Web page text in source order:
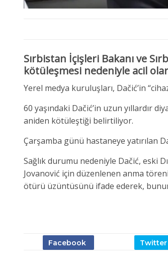
Sırbistan İçişleri Bakanı ve
kötüleşmesi nedeniyle acil
Yerel medya kuruluşları, Dačić’in
60 yaşındaki Dačić’in uzun yıllardır
aniden kötüleştiği belirtiliyor.
Çarşamba günü hastaneye yatırılan
Sağlık durumu nedeniyle Dačić, eski
Jovanović için düzenlenen anma
ötürü üzüntüsünü ifade ederek,